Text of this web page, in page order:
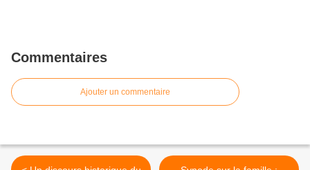
Commentaires
Ajouter un commentaire